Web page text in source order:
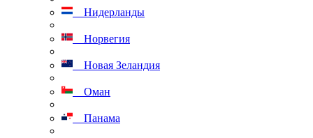
Нидерланды
Норвегия
Новая Зеландия
Оман
Панама